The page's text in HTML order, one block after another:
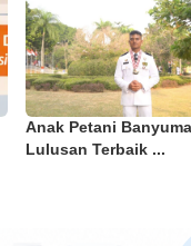
Anak Petani
Lulusan Terbaik ...